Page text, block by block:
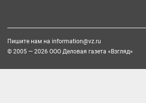
Пишите нам на information@vz.ru
© 2005 — 2026 ООО Деловая газета «Взгляд»